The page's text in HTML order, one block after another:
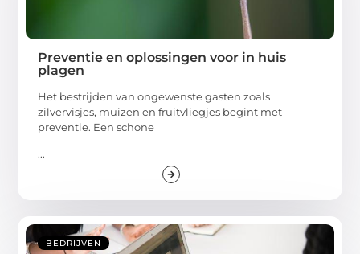
Preventie en oplossingen voor in huis
plagen
Het bestrijden van ongewenste gasten zoals
zilvervisjes, muizen en fruitvliegjes begint met
preventie. Een schone
...
BEDRIJVEN